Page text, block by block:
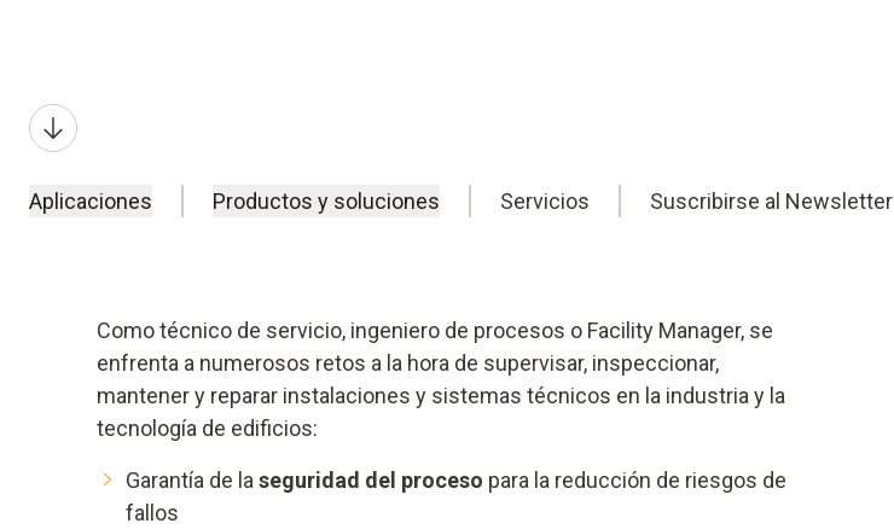
Aplicaciones Productos y soluciones Servicios Suscribirse al Newsletter
Como técnico de servicio, ingeniero de procesos o Facility Manager, se
enfrenta a numerosos retos a la hora de supervisar, inspeccionar,
mantener y reparar instalaciones y sistemas técnicos en la industria y la
tecnología de edificios:
Garantía de la seguridad del proceso para la reducción de riesgos de
fallos